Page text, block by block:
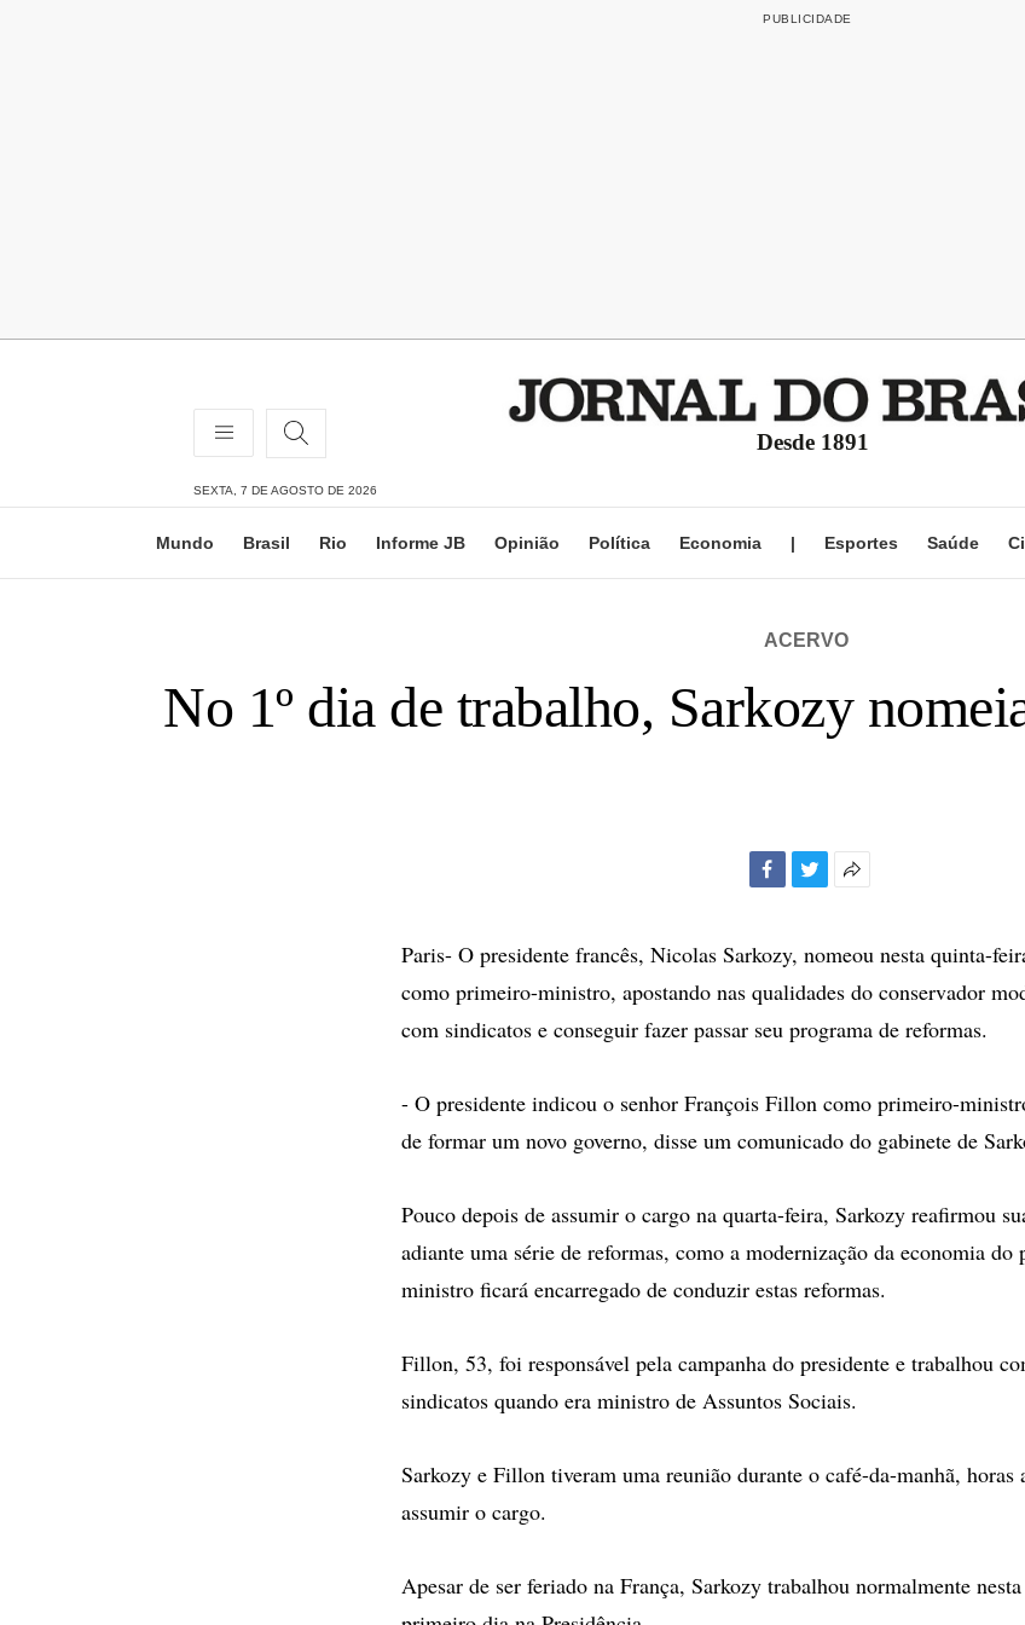
Desde 1891
SEXTA, 7 DE AGOSTO DE 2026
Mundo Brasil Rio Informe JB Opinião Política Economia | Esportes Saúde
ACERVO
No 1º dia de trabalho, Sarkozy
compartilhamento
Paris- O presidente francês, Nicolas Sarkozy, nomeou nesta quinta-
como primeiro-ministro, apostando nas qualidades do conservador
com sindicatos e conseguir fazer passar seu programa de reformas.
- O presidente indicou o senhor François Fillon como primeiro-
de formar um novo governo, disse um comunicado do gabinete de
Pouco depois de assumir o cargo na quarta-feira, Sarkozy reafirmou
adiante uma série de reformas, como a modernização da economia
ministro ficará encarregado de conduzir estas reformas.
Fillon, 53, foi responsável pela campanha do presidente e trabalhou
sindicatos quando era ministro de Assuntos Sociais.
Sarkozy e Fillon tiveram uma reunião durante o café-da-manhã, horas
assumir o cargo.
Apesar de ser feriado na França, Sarkozy trabalhou normalmente